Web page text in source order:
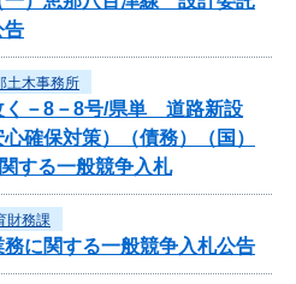
告
土木事務所
く－8－8号/県単 道路新設
確保対策）（債務）（国）
する一般競争入札
財務課
に関する一般競争入札公告